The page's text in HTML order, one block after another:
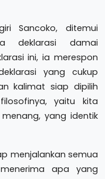
Sancoko, ditemui
deklarasi damai
ini, ia merespon
yang cukup
kalimat siap dipilih
yaitu kita
yang identik
menjalankan semua
apa yang